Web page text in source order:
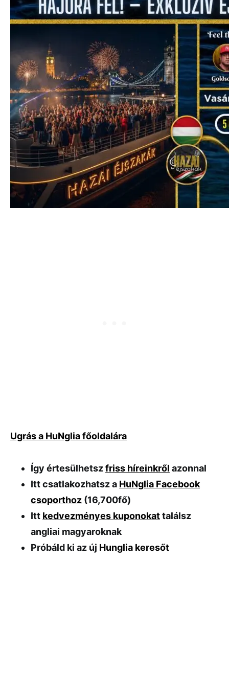
Ugrás a HuNglia főoldalára
Így értesülhetszfriss híreinkről azonnal
Itt csatlakozhatsz a HuNglia Facebook
csoporthoz (16,700fő)
Itt kedvezményes kuponokattalálsz
angliai magyaroknak
Próbáld ki az új Hunglia keresőt